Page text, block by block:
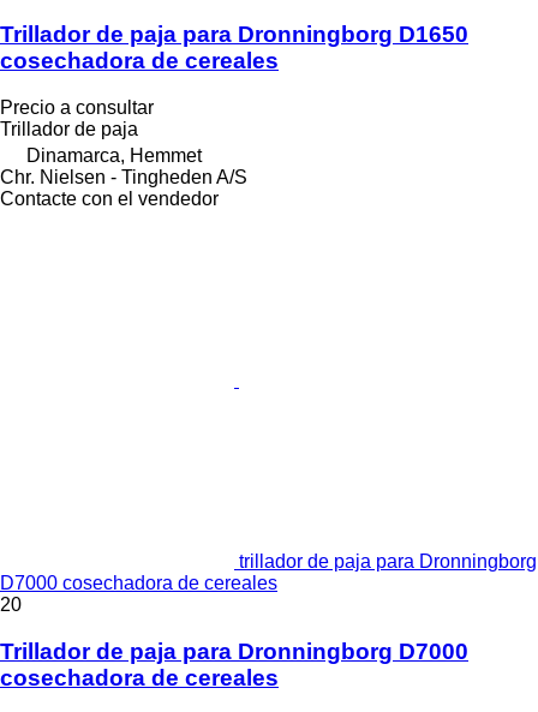
Trillador de paja para Dronningborg D1650
cosechadora de cereales
Precio a consultar
Trillador de paja
Dinamarca, Hemmet
Chr. Nielsen - Tingheden A/S
Contacte con el vendedor
trillador de paja para Dronningborg
D7000 cosechadora de cereales
20
Trillador de paja para Dronningborg D7000
cosechadora de cereales